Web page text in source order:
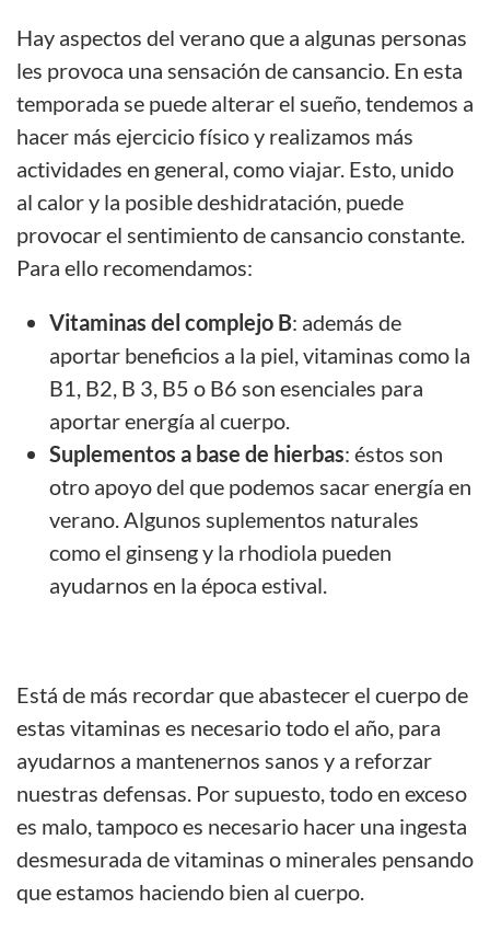
Hay aspectos del verano que a algunas personas
les provoca una sensación de cansancio. En esta
temporada se puede alterar el sueño, tendemos a
hacer más ejercicio físico y realizamos más
actividades en general, como viajar. Esto, unido
al calor y la posible deshidratación, puede
provocar el sentimiento de cansancio constante.
Para ello recomendamos:
Vitaminas del complejo B: además de
aportar beneficios a la piel, vitaminas como la
B1, B2, B 3, B5 o B6 son esenciales para
aportar energía al cuerpo.
Suplementos a base de hierbas: éstos son
otro apoyo del que podemos sacar energía en
verano. Algunos suplementos naturales
como el ginseng y la rhodiola pueden
ayudarnos en la época estival.
Está de más recordar que abastecer el cuerpo de
estas vitaminas es necesario todo el año, para
ayudarnos a mantenernos sanos y a reforzar
nuestras defensas. Por supuesto, todo en exceso
es malo, tampoco es necesario hacer una ingesta
desmesurada de vitaminas o minerales pensando
que estamos haciendo bien al cuerpo.